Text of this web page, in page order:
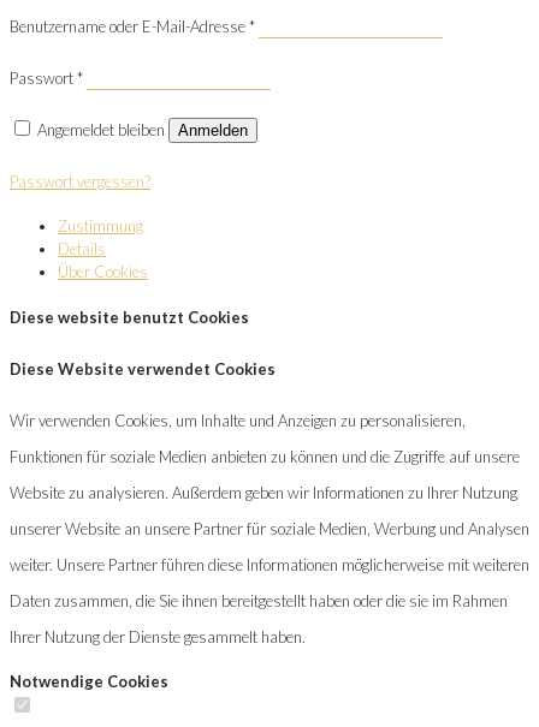
Benutzername oder E-Mail-Adresse*
Passwort*
Angemeldet bleiben Anmelden
Passwort vergessen?
Zustimmung
Details
Über Cookies
Diese website benutzt Cookies
Diese Website verwendet Cookies
Wir verwenden Cookies, um Inhalte und Anzeigen zu personalisieren,
Funktionen für soziale Medien anbieten zu können und die Zugriffe auf unsere
Website zu analysieren. Außerdem geben wir Informationen zu Ihrer Nutzung
unserer Website an unsere Partner für soziale Medien, Werbung und Analysen
weiter. Unsere Partner führen diese Informationen möglicherweise mit weiteren
Daten zusammen, die Sie ihnen bereitgestellt haben oder die sie im Rahmen
Ihrer Nutzung der Dienste gesammelt haben.
Notwendige Cookies